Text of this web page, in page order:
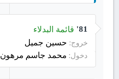
81' قائمة البدلاء
خروج: حسين جميل
دخول: محمد جاسم مرهون